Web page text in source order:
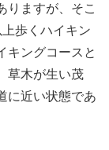
りますが、そこ
歩くハイキン
キングコースと
草木が生い茂
に近い状態であ